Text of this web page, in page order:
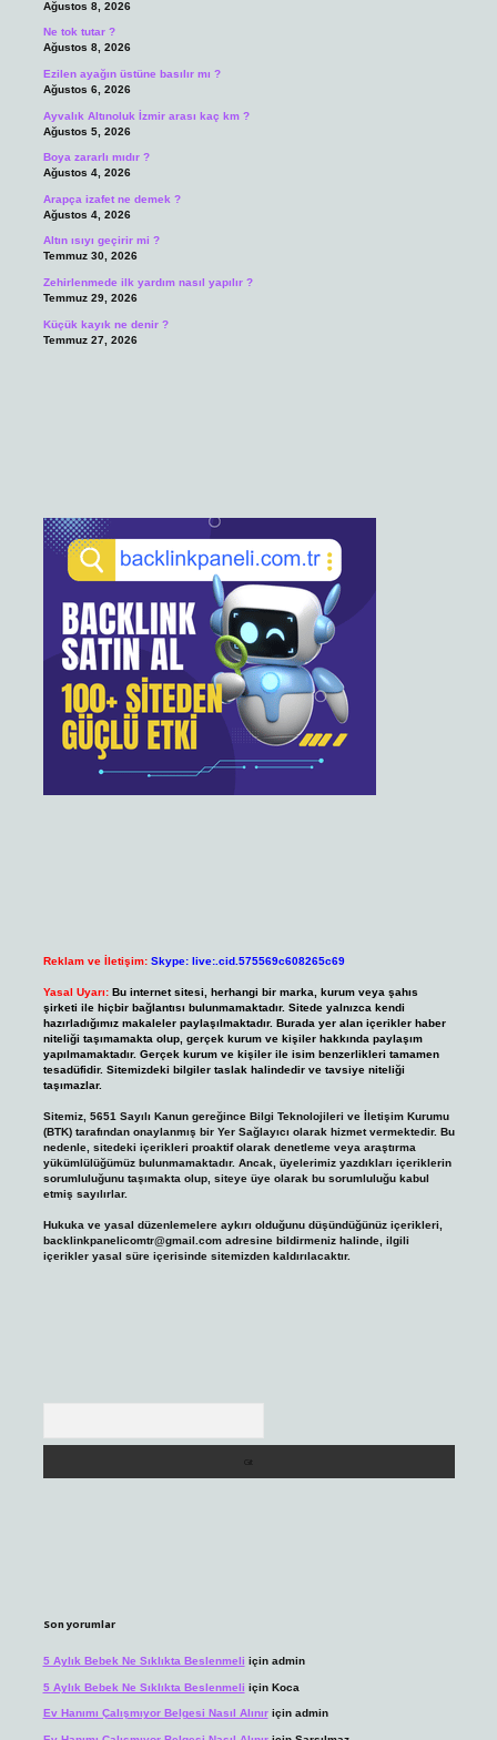
Ağustos 8, 2026
Ne tok tutar ?
Ağustos 8, 2026
Ezilen ayağın üstüne basılır mı ?
Ağustos 6, 2026
Ayvalık Altınoluk İzmir arası kaç km ?
Ağustos 5, 2026
Boya zararlı mıdır ?
Ağustos 4, 2026
Arapça izafet ne demek ?
Ağustos 4, 2026
Altın ısıyı geçirir mi ?
Temmuz 30, 2026
Zehirlenmede ilk yardım nasıl yapılır ?
Temmuz 29, 2026
Küçük kayık ne denir ?
Temmuz 27, 2026
Reklam ve İletişim: Skype: live:.cid.575569c608265c69
Yasal Uyarı: Bu internet sitesi, herhangi bir marka, kurum veya şahıs
şirketi ile hiçbir bağlantısı bulunmamaktadır. Sitede yalnızca kendi
hazırladığımız makaleler paylaşılmaktadır. Burada yer alan içerikler haber
niteliği taşımamakta olup, gerçek kurum ve kişiler hakkında paylaşım
yapılmamaktadır. Gerçek kurum ve kişiler ile isim benzerlikleri tamamen
tesadüfidir. Sitemizdeki bilgiler taslak halindedir ve tavsiye niteliği
taşımazlar.
Sitemiz, 5651 Sayılı Kanun gereğince Bilgi Teknolojileri ve İletişim Kurumu
(BTK) tarafından onaylanmış bir Yer Sağlayıcı olarak hizmet vermektedir. Bu
nedenle, sitedeki içerikleri proaktif olarak denetleme veya araştırma
yükümlülüğümüz bulunmamaktadır. Ancak, üyelerimiz yazdıkları içeriklerin
sorumluluğunu taşımakta olup, siteye üye olarak bu sorumluluğu kabul
etmiş sayılırlar.
Hukuka ve yasal düzenlemelere aykırı olduğunu düşündüğünüz içerikleri,
backlinkpanelicomtr@gmail.comadresine bildirmeniz halinde, ilgili
içerikler yasal süre içerisinde sitemizden kaldırılacaktır.
Son yorumlar
5 Aylık Bebek Ne Sıklıkta Beslenmeli için admin
5 Aylık Bebek Ne Sıklıkta Beslenmeli için Koca
Ev Hanımı Çalışmıyor Belgesi Nasıl Alınıriçin admin